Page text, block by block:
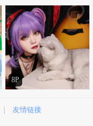
8P
友情链接